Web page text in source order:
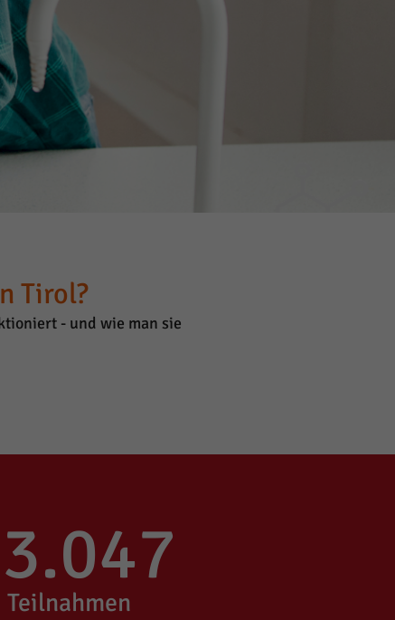
Tirol?
- und wie man sie
Teilnahmen